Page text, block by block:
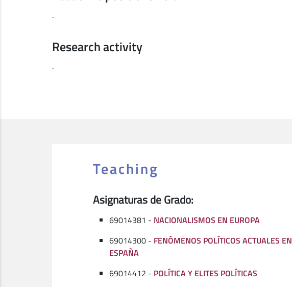
.
Research activity
.
Teaching
Asignaturas de Grado:
69014381 - NACIONALISMOS EN EUROPA
69014300 - FENÓMENOS POLÍTICOS ACTUALES EN
ESPAÑA
69014412 - POLÍTICA Y ELITES POLÍTICAS